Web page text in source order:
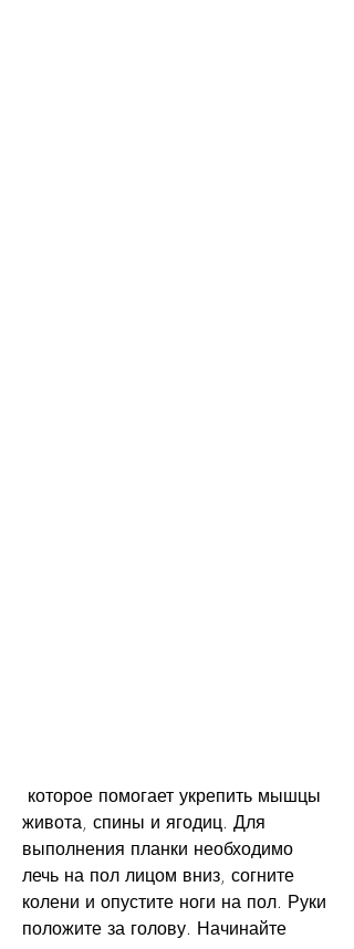
живота, спины и ягодиц. Для
выполнения планки необходимо
лечь на пол лицом вниз, согните
колени и опустите ноги на пол. Руки
положите за голову. Начинайте